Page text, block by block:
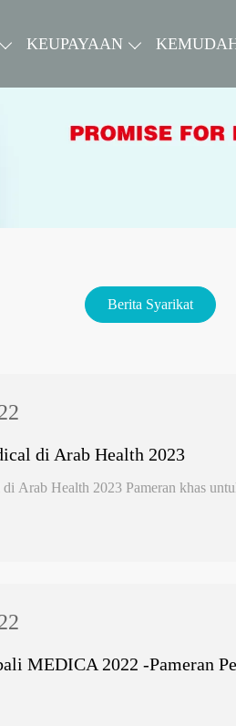
KEUPAYAAN
Berita Syarikat
di Arab Health 2023
Arab Health 2023 Pameran khas
MEDICA 2022 -Pameran